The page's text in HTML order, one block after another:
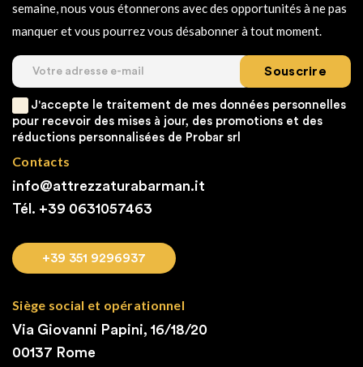
semaine, nous vous étonnerons avec des opportunités à ne pas
manquer et vous pourrez vous désabonner à tout moment.
Souscrire
J'accepte le traitement de mes données personnelles
pour recevoir des mises à jour, des promotions et des
réductions personnalisées de Probar srl
Contacts
info@attrezzaturabarman.it
Tél. +39 0631057463
+39 351 9296937
Siège social et opérationnel
Via Giovanni Papini, 16/18/20
00137 Rome